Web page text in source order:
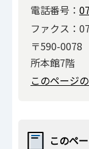
電話番号：
ファクス：
〒590-
所本館7階
このページ
このペ